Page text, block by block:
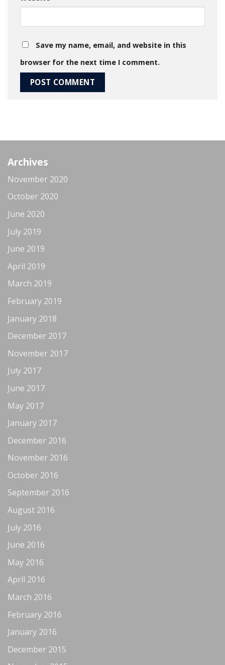
Save my name, email, and website in this
browser for the next time I comment.
Archives
November 2020
October 2020
June 2020
July 2019
June 2019
April 2019
March 2019
February 2019
January 2018
December 2017
November 2017
July 2017
June 2017
May 2017
January 2017
December 2016
November 2016
October 2016
September 2016
August 2016
July 2016
June 2016
May 2016
April 2016
March 2016
February 2016
January 2016
December 2015